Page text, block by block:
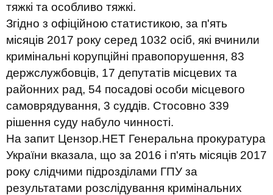
тяжкі та особливо тяжкі.
Згідно з офіційною статистикою, за п'ять
місяців 2017 року серед 1032 осіб, які вчинили
кримінальні корупційні правопорушення, 83
держслужбовців, 17 депутатів місцевих та
районних рад, 54 посадові особи місцевого
самоврядування, 3 суддів. Стосовно 339
рішення суду набуло чинності.
На запит Цензор.НЕТ Генеральна прокуратура
України вказала, що за 2016 і п'ять місяців 2017
року слідчими підрозділами ГПУ за
результатами розслідування кримінальних